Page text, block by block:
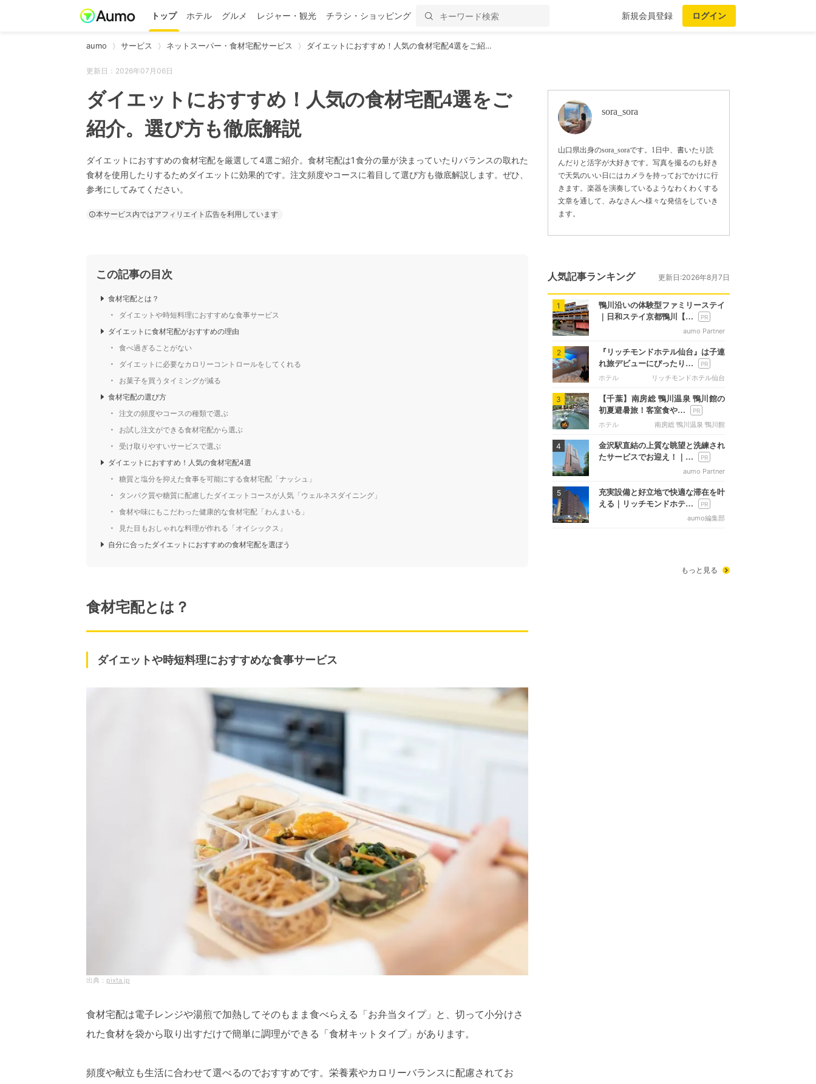
トップ ホテル グルメ レジャー・観光 チラシ・ショッピング 新規会員登録 ログイン
aumo サービス ネットスーパー・食材宅配サービス ダイエットにおすすめ！人気の食材宅配4選をご紹…
更新日：2026年07月06日
ダイエットにおすすめ！人気の食材宅配4選をご
紹介。選び方も徹底解説
ダイエットにおすすめの食材宅配を厳選して4選ご紹介。食材宅配は1食分の量が決まっていたりバランスの取れた
食材を使用したりするためダイエットに効果的です。注文頻度やコースに着目して選び方も徹底解説します。ぜひ、
参考にしてみてください。
本サービス内ではアフィリエイト広告を利用しています
この記事の目次
食材宅配とは？
ダイエットや時短料理におすすめな食事サービス
ダイエットに食材宅配がおすすめの理由
食べ過ぎることがない
ダイエットに必要なカロリーコントロールをしてくれる
お菓子を買うタイミングが減る
食材宅配の選び方
注文の頻度やコースの種類で選ぶ
お試し注文ができる食材宅配から選ぶ
受け取りやすいサービスで選ぶ
ダイエットにおすすめ！人気の食材宅配4選
糖質と塩分を抑えた食事を可能にする食材宅配「ナッシュ」
タンパク質や糖質に配慮したダイエットコースが人気「ウェルネスダイニング」
食材や味にもこだわった健康的な食材宅配「わんまいる」
見た目もおしゃれな料理が作れる「オイシックス」
自分に合ったダイエットにおすすめの食材宅配を選ぼう
食材宅配とは？
ダイエットや時短料理におすすめな食事サービス
pixta.jp
食材宅配は電子レンジや湯煎で加熱してそのもまま食べらえる「お弁当タイプ」と、切って小分けさ
れた食材を袋から取り出すだけで簡単に調理ができる「食材キットタイプ」があります。
頻度や献立も生活に合わせて選べるのでおすすめです。栄養素やカロリーバランスに配慮されてお
sora_sora
山口県出身のsora_soraです。1日中、書いたり読
んだりと活字が大好きです。写真を撮るのも好き
で天気のいい日にはカメラを持っておでかけに行
きます。楽器を演奏しているようなわくわくする
文章を通して、みなさんへ様々な発信をしていき
ます。
人気記事ランキング 更新日:2026年8月7日
1
鴨川沿いの体験型ファミリーステイ
｜日和ステイ京都鴨川【…
aumo Partner
2
『リッチモンドホテル仙台』は子連
れ旅デビューにぴったり…
ホテル リッチモンドホテル仙台
3
【千葉】南房総 鴨川温泉 鴨川館の
初夏避暑旅！客室食や…
ホテル 南房総 鴨川温泉 鴨川館
4
金沢駅直結の上質な眺望と洗練され
たサービスでお迎え！｜…
aumo Partner
5
充実設備と好立地で快適な滞在を叶
える｜リッチモンドホテ…
aumo編集部
もっと見る